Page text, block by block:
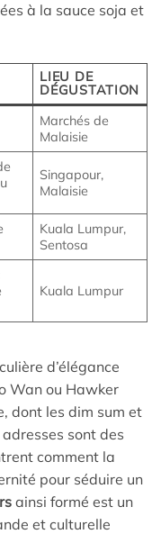
à la sauce soja et
LIEU DE
DÉGUSTATION
Marchés de
Malaisie
Singapour,
Malaisie
Kuala Lumpur,
Sentosa
Kuala Lumpur
d’élégance
Wan ou Hawker
dont les dim sum et
sont des
comment la
pour séduire un
ainsi formé est un
et culturelle